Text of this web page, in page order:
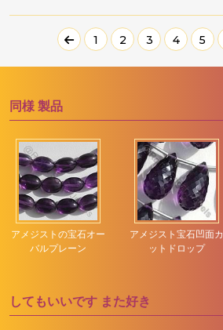
1 2 3 4 5
同様 製品
アメジストの宝石オー
バルプレーン
アメジスト宝石凹面カ
ットドロップ
してもいいです また好き